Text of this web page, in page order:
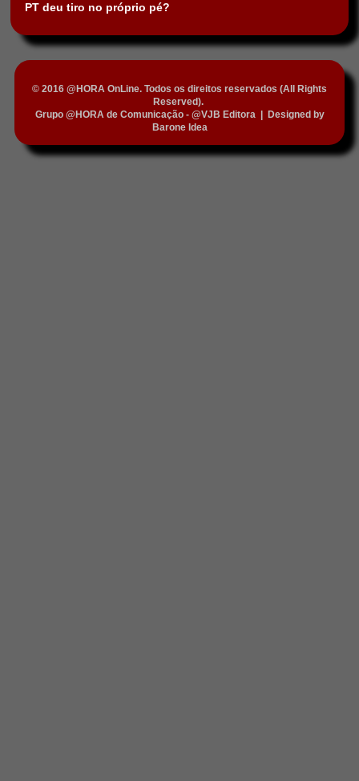
PT deu tiro no próprio pé?
© 2016 @HORA OnLine. Todos os direitos reservados (All Rights
Reserved).
Grupo @HORA de Comunicação - @VJB Editora|
Designed by
Barone Idea